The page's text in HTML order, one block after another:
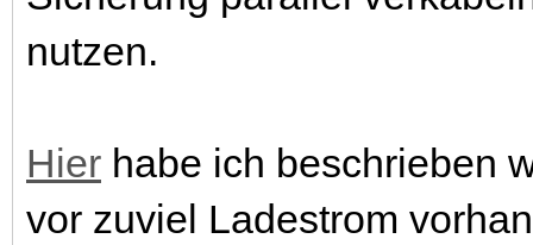
nutzen.
Hier habe ich beschrieben
vor zuviel Ladestrom